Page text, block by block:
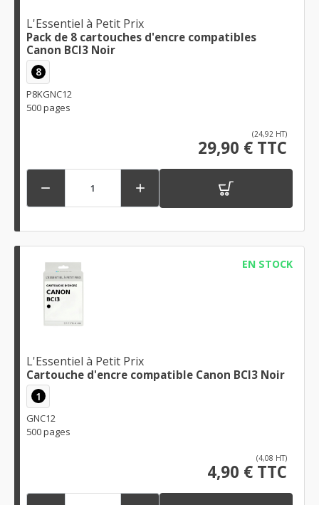
L'Essentiel à Petit Prix
Pack de 8 cartouches d'encre compatibles
Canon BCI3 Noir
8
P8KGNC12
500 pages
(24,92 HT)
29,90 € TTC
 
EN STOCK
L'Essentiel à Petit Prix
Cartouche d'encre compatible Canon BCI3 Noir
1
GNC12
500 pages
(4,08 HT)
4,90 € TTC